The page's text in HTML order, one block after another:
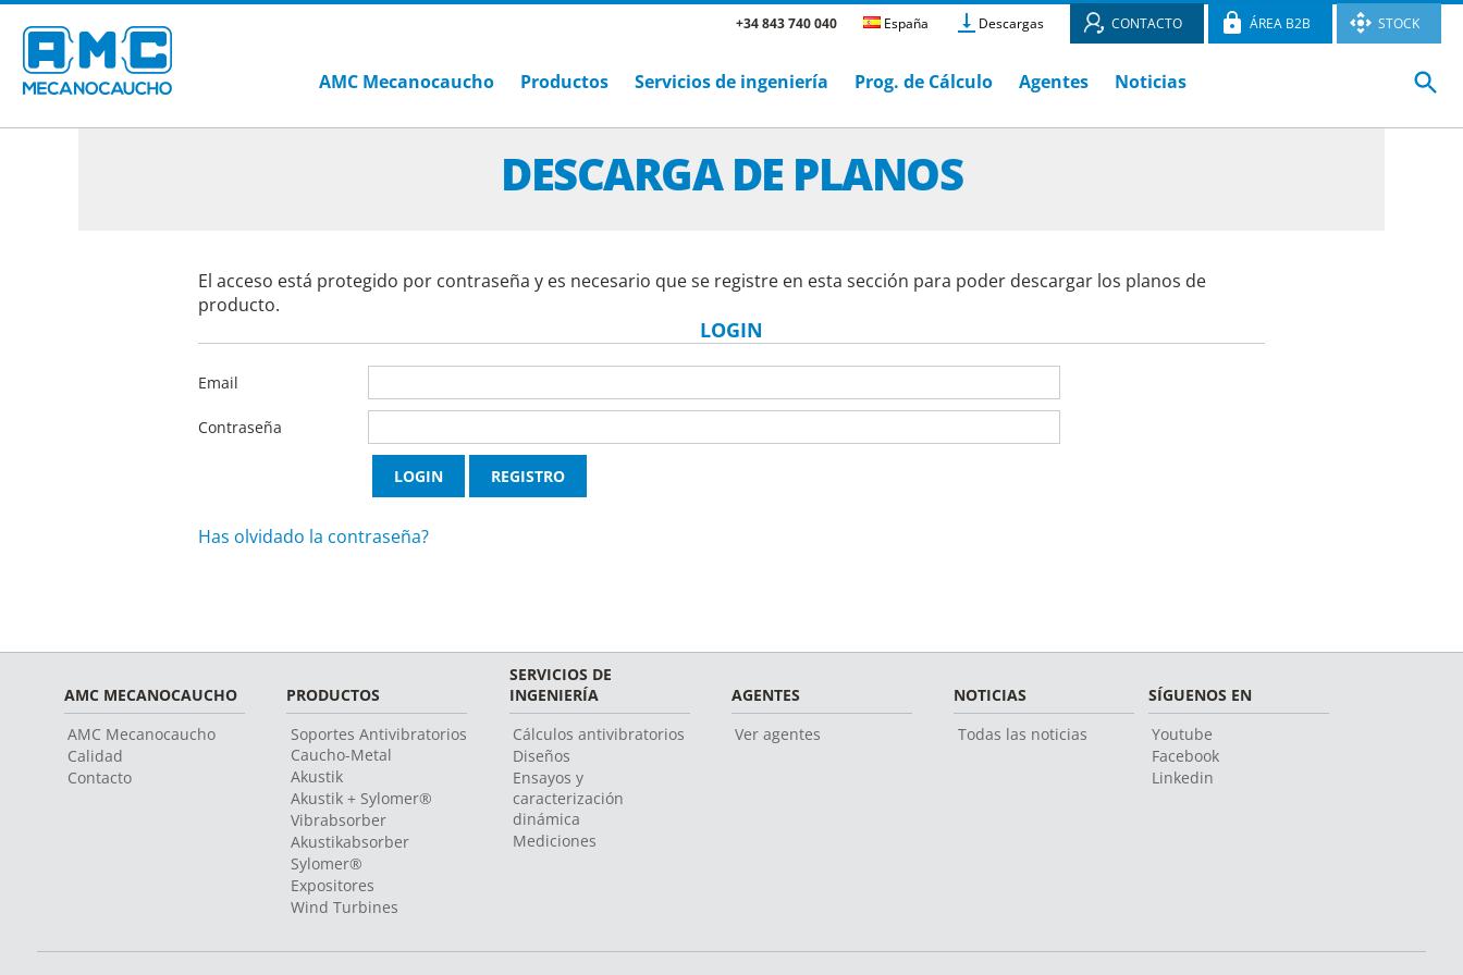
+34 843 740 040 España Descargas CONTACTO ÁREA B2B STOCK
AMC Mecanocaucho Productos Servicios de ingeniería Prog. de Cálculo Agentes Noticias
DESCARGA DE PLANOS
El acceso está protegido por contraseña y es necesario que se registre en esta sección para poder descargar los planos de
producto.
LOGIN
Email
Contraseña
Has olvidado la contraseña?
AMC MECANOCAUCHO
AMC Mecanocaucho
Calidad
Contacto
PRODUCTOS
Soportes Antivibratorios
Caucho-Metal
Akustik
Akustik + Sylomer®
Vibrabsorber
Akustikabsorber
Sylomer®
Expositores
Wind Turbines
SERVICIOS DE
INGENIERÍA
Cálculos antivibratorios
Diseños
Ensayos y
caracterización
dinámica
Mediciones
AGENTES
Ver agentes
NOTICIAS
Todas las noticias
SÍGUENOS EN
Youtube
Facebook
Linkedin